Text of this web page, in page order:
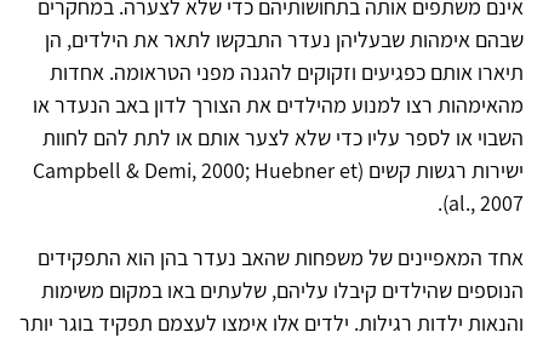
אינם משתפים אותה בתחושותיהם כדי שלא לצערה. במחקרים
שבהם אימהות שבעליהן נעדר התבקשו לתאר את הילדים, הן
תיארו אותם כפגיעים וזקוקים להגנה מפני הטראומה. אחדות
מהאימהות רצו למנוע מהילדים את הצורך לדון באב הנעדר או
השבוי או לספר עליו כדי שלא לצער אותם או לתת להם לחוות
ישירות רגשות קשים (Campbell & Demi, 2000; Huebner et
al., 2007).
אחד המאפיינים של משפחות שהאב נעדר בהן הוא התפקידים
הנוספים שהילדים קיבלו עליהם, שלעתים באו במקום משימות
והנאות ילדות רגילות. ילדים אלו אימצו לעצמם תפקיד בוגר יותר